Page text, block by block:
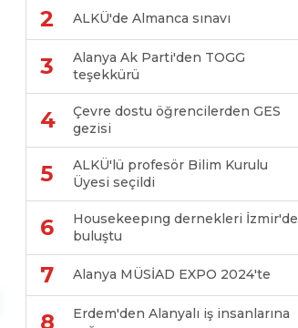
2 ALKÜ'de Almanca sınavı
3
Alanya Ak Parti'den TOGG
teşekkürü
4
Çevre dostu öğrencilerden GES
gezisi
5
ALKÜ'lü profesör Bilim Kurulu
Üyesi seçildi
6
Housekeepıng dernekleri İzmir'de
buluştu
7 Alanya MÜSİAD EXPO 2024'te
8
Erdem'den Alanyalı iş insanlarına